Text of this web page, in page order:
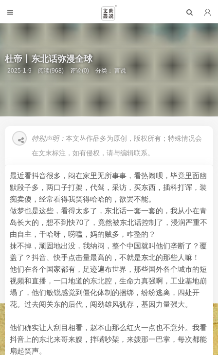
杜帝丨东北话弥漫全球
2025-1-9 阅读(968) 评论(0) 分类：言说
特别声明： 本文丛作品多为原创，版权所有；特殊情况会
在文末标注，如有侵权，请与编辑联系。
最近看抖音很多，闷在家里无所事事，看热闹呗，毕竟里面幽
默段子多，两口子打架，代驾，采访，买东西，插科打诨，装
痴卖傻，经常看得我笑得哈哈的，欲罢不能。
做梦也是这些，看得太多了，东北话一套一套的，我从小在青
岛长大的，想不到快70了，竟然被东北话控制了，浸润严重不
由自主，干哈呀，唠嗑，妈的贼多，咋整的？
抹不掉，顽固地出没，我纳闷，整个中国就叫他们垄断了？覆
盖了？抖音、快手点击量最高的，不就是东北的那些人嘛！
他们在各个国家都有，足迹遍布世界，那些国外各个城市的短
视频和直播，一口地道的东北腔，生命力真强啊，工业基地崩
塌了，他们敏锐感觉到僵化体制的捆绑，纷纷逃离，四处开
花。过去闯关东的后代，闯劲雄风犹存，基因力量强大。
他们确实让人刮目相看，赵本山那么红火一点也不意外。我看
抖音上的东北来哥来嫂，拌嘴吵架，来嫂那一巴掌，每次都能
扇起笑声。